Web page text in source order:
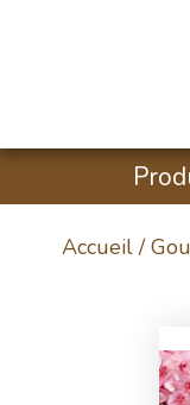
Accueil /